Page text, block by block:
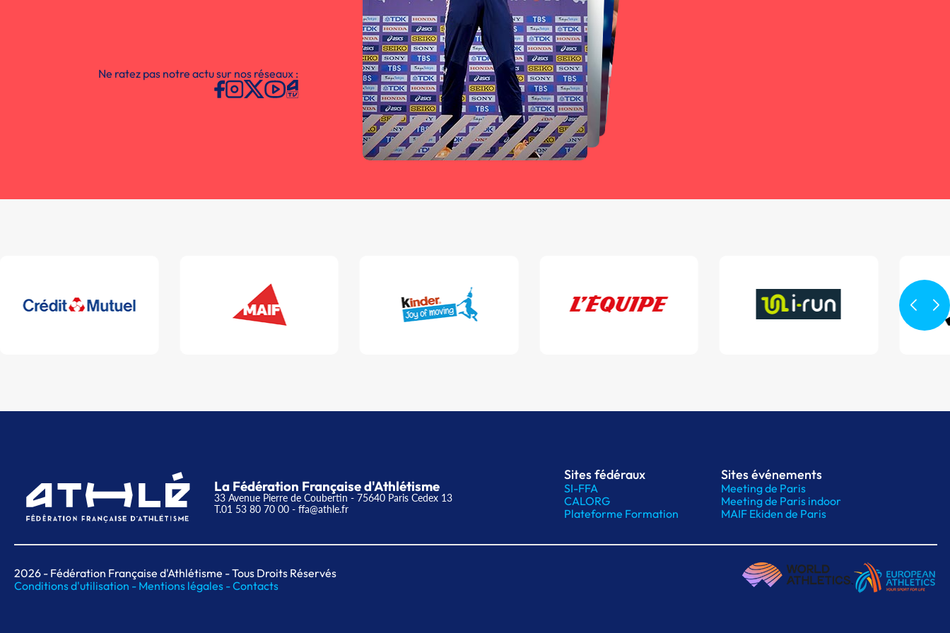
Ne ratez pas notre actu sur nos réseaux :
La Fédération Française d'Athlétisme
33 Avenue Pierre de Coubertin - 75640 Paris Cedex 13
T.01 53 80 70 00 - ffa@athle.fr
Sites fédéraux
SI-FFA
CALORG
Plateforme Formation
Sites événements
Meeting de Paris
Meeting de Paris indoor
MAIF Ekiden de Paris
2026 - Fédération Française d'Athlétisme - Tous Droits Réservés
Conditions d'utilisation - Mentions légales -Contacts